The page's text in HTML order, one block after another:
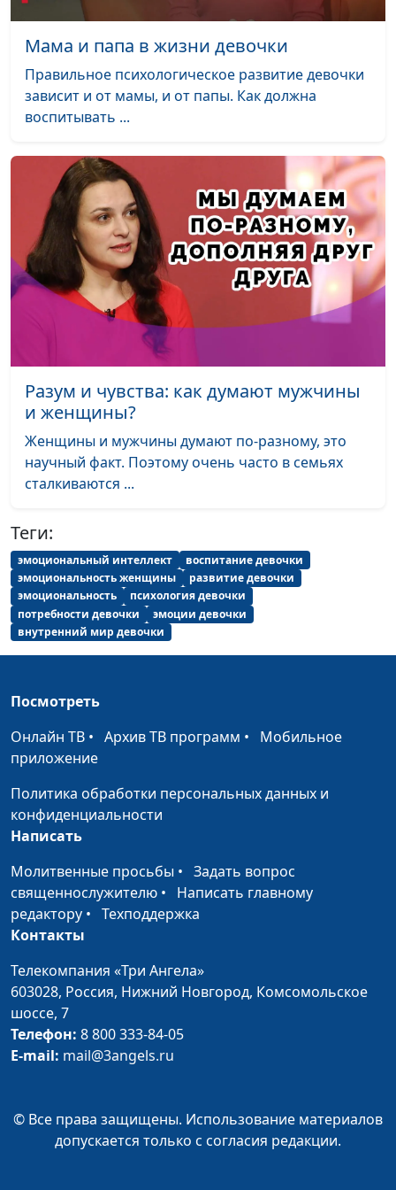
интеллекту
священнослужитель,
консультант
семейных
взаимоотношений
тебя поняли?
Александр Сахаров,
священнослужитель,
психолог,
консультант
семейных
взаимоотношений
Как управлять своим
Юлия Синицына,
Александр Сахаров,
семейных
#624
Как научиться говорить
«нет»?
Юлия Синицына,
семейных
взаимоотношений
Как развить эмпатию?
Юлия Синицына,
семейных
Эмпатия: я понимаю,
что ты чувствуешь
Юлия Синицына,
консультант
семейных
эмоции людей?
священнослужитель,
Как развить
эмоциональный
Юлия Синицына,
Александр Сахаров,
#619
Мама и папа в жизни девочки
Правильное психологическое развитие девочки
зависит и от мамы, и от папы. Как должна
воспитывать ...
Разум и чувства: как думают мужчины
и женщины?
Женщины и мужчины думают по-разному, это
научный факт. Поэтому очень часто в семьях
сталкиваются ...
Теги:
эмоциональный интеллект
воспитание девочки
эмоциональность женщины
развитие девочки
эмоциональность
психология девочки
потребности девочки
эмоции девочки
внутренний мир девочки
Посмотреть
Онлайн ТВ • Архив ТВ программ • Мобильное
приложение
Политика обработки персональных данных и
конфиденциальности
Написать
Молитвенные просьбы • Задать вопрос
священнослужителю • Написать главному
редактору • Техподдержка
Контакты
Телекомпания «Три Ангела»
603028, Россия, Нижний Новгород, Комсомольское
шоссе, 7
Телефон: 8 800 333-84-05
E-mail: mail@3angels.ru
© Все права защищены. Использование материалов
допускается только с согласия редакции.